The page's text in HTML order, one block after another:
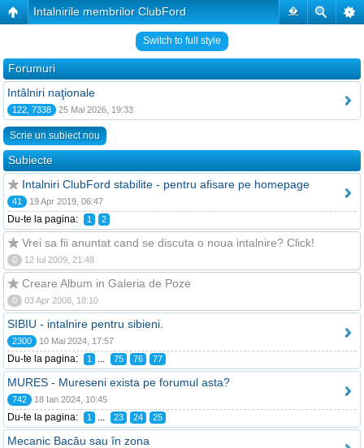
�
Intalnirile membrilor ClubFord
Switch to full style
Forumuri
Intâlniri naţionale
122, 7338 25 Mai 2026, 19:33
Scrie un subiect nou
Subiecte
Intalniri ClubFord stabilite - pentru afisare pe homepage
41 19 Apr 2019, 06:47
Du-te la pagina: 1 2
Vrei sa fii anuntat cand se discuta o noua intalnire? Click!
0 12 Iul 2009, 21:48
Creare Album in Galeria de Poze
0 03 Apr 2008, 18:10
SIBIU - intalnire pentru sibieni.
2300 10 Mai 2024, 17:57
Du-te la pagina: 1 ... 75 76 77
MURES - Mureseni exista pe forumul asta?
742 18 Ian 2024, 10:45
Du-te la pagina: 1 ... 23 24 25
Mecanic Bacău sau în zona